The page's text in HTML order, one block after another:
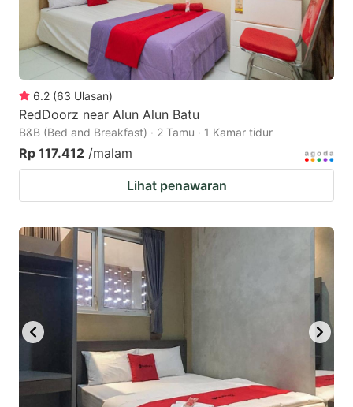
6.2 (63 Ulasan)
RedDoorz near Alun Alun Batu
B&B (Bed and Breakfast) · 2 Tamu · 1 Kamar tidur
Rp 117.412 /malam
Lihat penawaran